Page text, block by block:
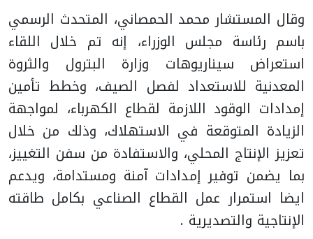
وقال المستشار محمد الحمصاني، المتحدث الرسمي
باسم رئاسة مجلس الوزراء، إنه تم خلال اللقاء
استعراض سيناريوهات وزارة البترول والثروة
المعدنية للاستعداد لفصل الصيف، وخطط تأمين
إمدادات الوقود اللازمة لقطاع الكهرباء، لمواجهة
الزيادة المتوقعة في الاستهلاك، وذلك من خلال
تعزيز الإنتاج المحلي، والاستفادة من سفن التغييز،
بما يضمن توفير إمدادات آمنة ومستدامة، ويدعم
ايضا استمرار عمل القطاع الصناعي بكامل طاقته
الإنتاجية والتصديرية .